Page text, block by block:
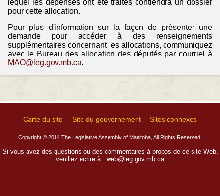
lequel les dépenses ont été traités contiendra un dossier
pour cette allocation.
Pour plus d'information sur la façon de présenter une
demande pour accéder à des renseignements
supplémentaires concernant les allocations, communiquez
avec le Bureau des allocation des députés par courriel à
MAO@leg.gov.mb.ca.
Carte du site Site du gouvernement Sites connexes
Copyright © 2014 The Legislative Assembly of Manitoba, All Rights Reserved.
Si vous avez des questions ou des commentaires à propos de ce site Web,
veuillez écrire à : web@leg.gov.mb.ca